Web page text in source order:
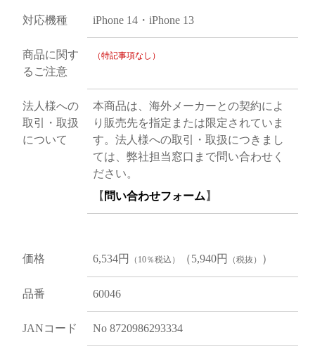
対応機種 iPhone 14・iPhone 13
商品に関す
るご注意
（特記事項なし）
法人様への
取引・取扱
について
本商品は、海外メーカーとの契約によ
り販売先を指定または限定されていま
す。法人様への取引・取扱につきまし
ては、弊社担当窓口まで問い合わせく
ださい。
【 問い合わせフォーム 】
価格 6,534円 （10％税込） （5,940円 （税抜） ）
品番 60046
JANコード No 8720986293334